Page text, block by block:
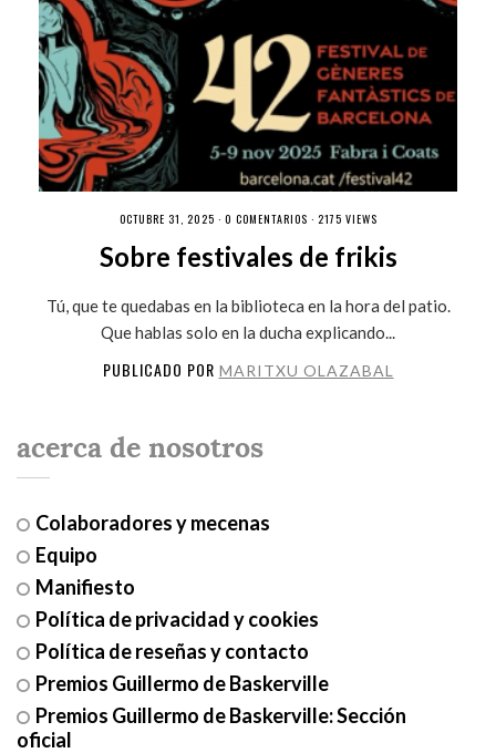
OCTUBRE 31, 2025 · 0 COMENTARIOS · 2175 VIEWS
Sobre festivales de frikis
Tú, que te quedabas en la biblioteca en la hora del patio.
Que hablas solo en la ducha explicando...
PUBLICADO POR MARITXU OLAZABAL
acerca de nosotros
Colaboradores y mecenas
Equipo
Manifiesto
Política de privacidad y cookies
Política de reseñas y contacto
Premios Guillermo de Baskerville
Premios Guillermo de Baskerville: Sección
oficial